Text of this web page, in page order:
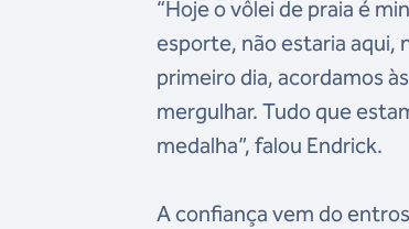
“Hoje o vôlei de praia é
esporte, não estaria aqui,
primeiro dia, acordamos
mergulhar. Tudo que
medalha”, falou Endrick.
A confiança vem do